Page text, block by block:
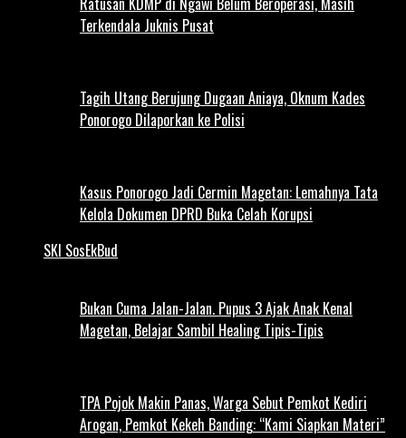
Terkendala Juknis Pusat
Tagih Utang Berujung Dugaan Aniaya, Oknum Kades
Ponorogo Dilaporkan ke Polisi
Kasus Ponorogo Jadi Cermin Magetan: Lemahnya Tata
Kelola Dokumen DPRD Buka Celah Korupsi
SKI SosEkBud
Bukan Cuma Jalan-Jalan. Pupus 3 Ajak Anak Kenal
Magetan, Belajar Sambil Healing Tipis-Tipis
TPA Pojok Makin Panas, Warga Sebut Pemkot Kediri
Arogan, Pemkot Kekeh Banding: “Kami Siapkan Materi”